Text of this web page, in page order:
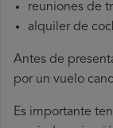
reuniones de
alquiler de
Antes de
por un vuelo
Es importante